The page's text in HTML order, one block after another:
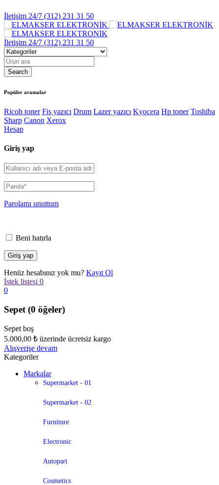
İletişim 24/7 (312) 231 31 50
İletişim 24/7 (312) 231 31 50
Popüler aramalar
Ricoh toner Fiş yazıcı Drum Lazer yazıcı Kyocera Hp toner Toshiba
Sharp Canon Xerox
Hesap
Giriş yap
Parolamı unuttum
Beni hatırla
Henüz hesabınız yok mu? Kayıt Ol
İstek listesi 0
0
Sepet (0 öğeler)
Sepet boş
5.000,00 ₺ üzerinde ücretsiz kargo
Alışverişe devam
Kategoriler
Markalar
Supermarket - 01
Supermarket - 02
Furniture
Electronic
Autopart
Cosmetics